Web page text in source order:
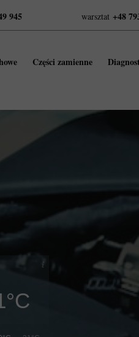
warsztat +48
Części zamienne
945